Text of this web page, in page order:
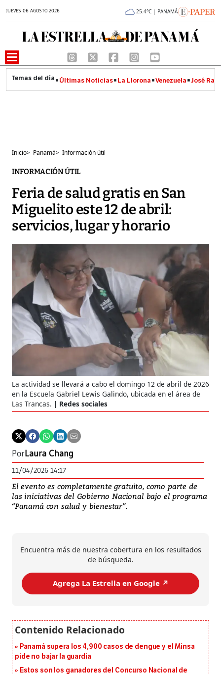
JUEVES 06 AGOSTO 2026 25.4°C | PANAMÁ
Últimas Noticias La Llorona Venezuela José
Inicio> Panamá> Información útil
INFORMACIÓN ÚTIL
Feria de salud gratis en San
Miguelito este 12 de abril:
servicios, lugar y horario
La actividad se llevará a cabo el domingo 12 de abril de 2026
en la Escuela Gabriel Lewis Galindo, ubicada en el área de
Las Trancas.
Redes sociales
PorLaura Chang
11/04/2026 14:17
El evento es completamente gratuito, como parte de
las iniciativas del Gobierno Nacional bajo el programa
“Panamá con salud y bienestar”.
Encuentra más de nuestra cobertura en los resultados
de búsqueda.
Agrega La Estrella en Google ↗️
Panamá supera los 4,900 casos de dengue y el Minsa
pide no bajar la guardia
Estos son los ganadores del Concurso Nacional de